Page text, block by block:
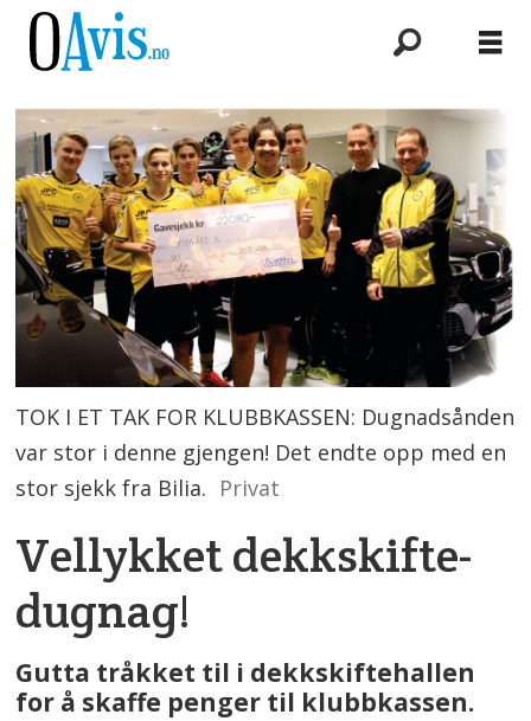
TOK I ET TAK FOR KLUBBKASSEN: Dugnadsånden
var stor i denne gjengen! Det endte opp med en
stor sjekk fra Bilia. Privat
Vellykket dekkskifte-
dugnag!
Gutta tråkket til i dekkskiftehallen
for å skaffe penger til klubbkassen.